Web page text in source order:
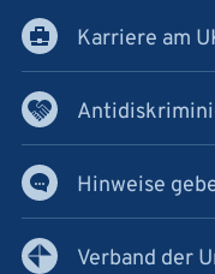
Karriere am
Hinweise
Verband der